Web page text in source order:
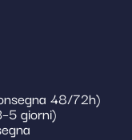
48/72h)
giorni)